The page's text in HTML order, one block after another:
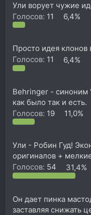
а
Ули ворует чужие
Голосов: 11 6,4%
Просто идея клонов
Голосов: 11 6,4%
Behringer - синоним
как было так и есть.
Голосов: 19 11,0%
Ули - Робин Гуд!
оригиналов +
Голосов: 54 31,4%
Он дает пинка
заставляя снижать